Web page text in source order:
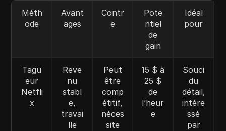
Méth
ode
Avant
ages
Contr
e
Pote
ntiel
de
gain
Idéal
pour
Tagu
eur
Netfli
x
Reve
nu
stabl
e,
travai
lle
Peut
être
comp
étitif,
néces
site
15 $ à
25 $
de
l’heur
e
Souci
du
détail,
intére
ssé
par